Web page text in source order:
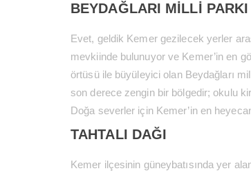
BEYDAĞLARI MİLLİ PARKI
Evet, geldik Kemer gezilecek yerler
mevkiinde bulunuyor ve Kemer’in en
örtüsü ile büyüleyici olan Beydağları
son derece zengin bir bölgedir; okulu
Doğa severler için Kemer’in en
TAHTALI DAĞI
Kemer ilçesinin güneybatısında yer